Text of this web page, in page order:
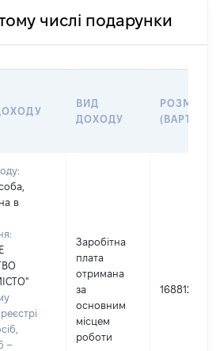
числі подарунки
ВИД
ДОХОДУ
РОЗМІР
в
–
Заробітна
плата
отримана
за
основним
місцем
роботи
168812